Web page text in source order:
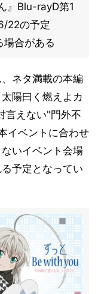
』Blu-rayD第1
22の予定
場合がある
ネタ満載の本編
陽曰く燃えよカ
言えない"門外不
イベントに合わせ
いイベント会場
予定となってい